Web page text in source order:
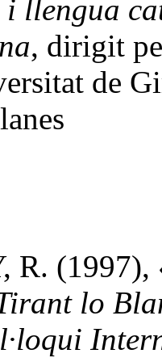
llengua
, dirigit
de
(1997),
lo